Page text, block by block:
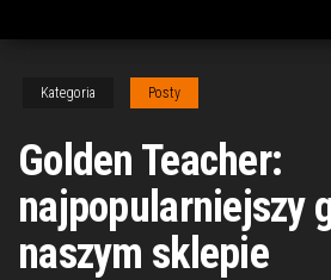
Kategoria Posty
Golden Teacher:
najpopularniejszy
naszym sklepie